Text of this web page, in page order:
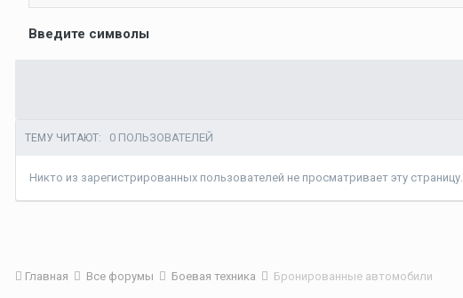
Введите символы
ТЕМУ ЧИТАЮТ: 0 ПОЛЬЗОВАТЕЛЕЙ
Никто из зарегистрированных пользователей не просматривает эту страницу.
Главная Все форумы Боевая техника Бронированные автомобили